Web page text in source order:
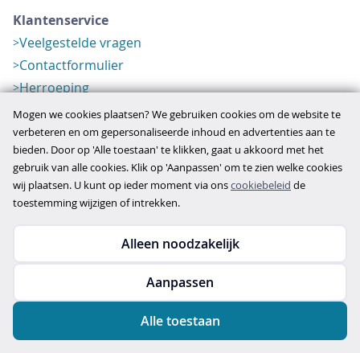
Klantenservice
Veelgestelde vragen
Contactformulier
Herroeping
Over ons
Bedrijfsgegevens
Werkwijze
Overzichten
Verlopen aanbod
Copyright © 2026
privacy- en cookiebeleid
Mogen we cookies plaatsen? We gebruiken cookies om de website te
verbeteren en om gepersonaliseerde inhoud en advertenties aan te
bieden. Door op 'Alle toestaan' te klikken, gaat u akkoord met het
gebruik van alle cookies. Klik op 'Aanpassen' om te zien welke cookies
wij plaatsen. U kunt op ieder moment via onscookiebeleid de
toestemming wijzigen of intrekken.
Alleen noodzakelijk
Aanpassen
Alle toestaan